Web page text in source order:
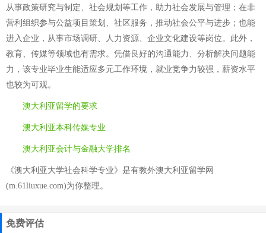
从事政策研究与制定、社会规划等工作，助力社会发展与管理；在非
营利组织参与公益项目策划、社区服务，推动社会公平与进步；也能
进入企业，从事市场调研、人力资源、企业文化建设等岗位。此外，
教育、传媒等领域也有需求。凭借良好的沟通能力、分析解决问题能
力，该专业毕业生能适应多元工作环境，就业竞争力较强，薪资水平
也较为可观。
澳大利亚留学的要求
澳大利亚本科传媒专业
澳大利亚会计与金融大学排名
《澳大利亚大学社会科学专业》是有教外澳大利亚留学网
(m.61liuxue.com)为你整理。
免费评估